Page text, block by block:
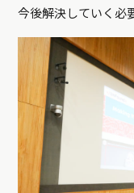
今後解決していく必